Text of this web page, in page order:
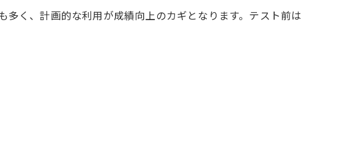
く、計画的な利用が成績向上のカギとなります。テスト前は